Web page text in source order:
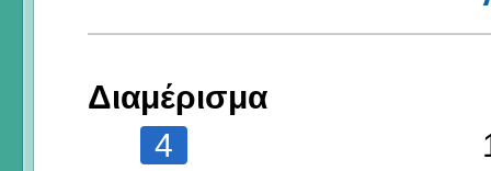
Διαμέρισμα
4